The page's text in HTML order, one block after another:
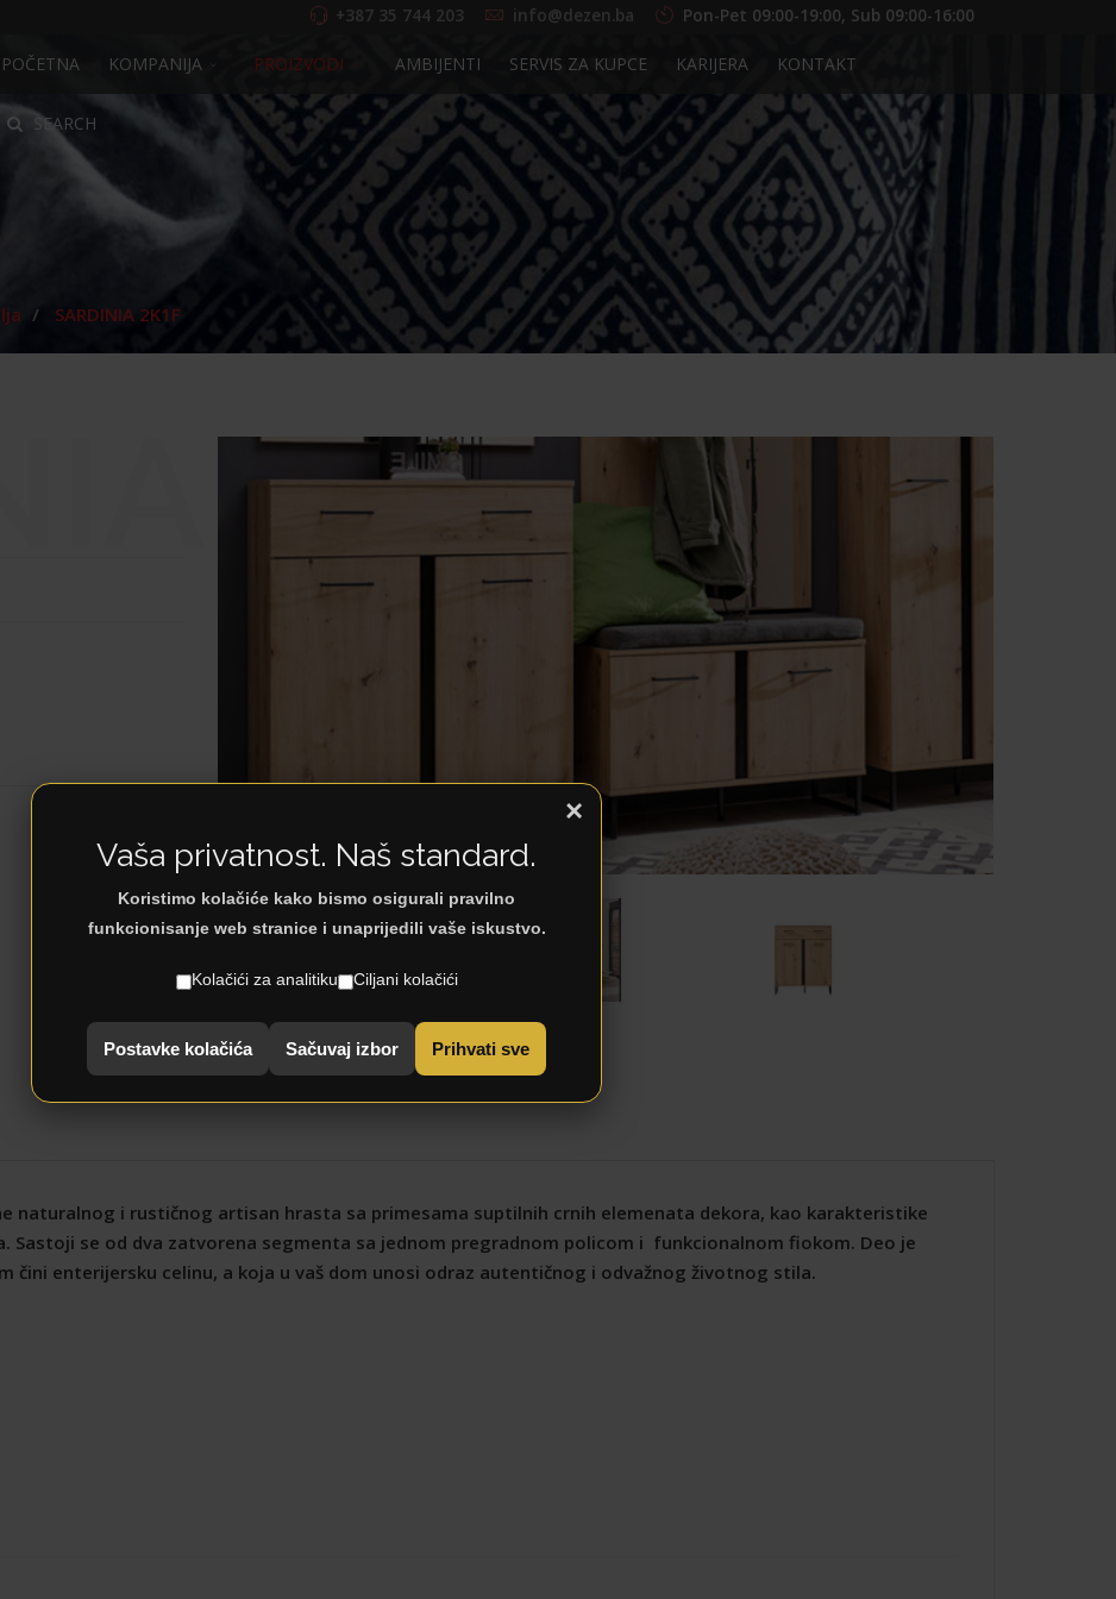
POČETNA KOMPANIJA PROIZVODI AMBIJENTI SERVIS ZA KUPCE KARIJERA KONTAKT
SEARCH
+387 35 744 203 info@dezen.ba Pon-Pet 09:00-19:00, Sub 09:00-16:00
SARDINIA 2K1F
< Natrag na: Predsoblja
naturalnog i rustičnog artisan hrasta sa primesama suptilnih crnih elemenata dekora, kao karakteristike
Sastoji se od dva zatvorena segmenta sa jednom pregradnom policom i funkcionalnom fiokom. Deo je
čini enterijersku celinu, a koja u vaš dom unosi odraz autentičnog i odvažnog životnog stila.
×
Vaša privatnost. Naš standard.
Koristimo kolačiće kako bismo osigurali pravilno
funkcionisanje web stranice i unaprijedili vaše iskustvo.
Kolačići za analitiku Ciljani kolačići
Postavke kolačića Sačuvaj izbor Prihvati sve